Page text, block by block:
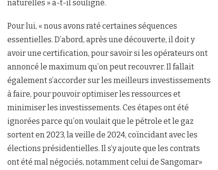
naturelles » a-t-il souligné.
Pour lui, « nous avons raté certaines séquences
essentielles. D’abord, après une découverte, il doit y
avoir une certification, pour savoir si les opérateurs ont
annoncé le maximum qu’on peut recouvrer. Il fallait
également s’accorder sur les meilleurs investissements
à faire, pour pouvoir optimiser les ressources et
minimiser les investissements. Ces étapes ont été
ignorées parce qu’on voulait que le pétrole et le gaz
sortent en 2023, la veille de 2024, coïncidant avec les
élections présidentielles. Il s’y ajoute que les contrats
ont été mal négociés, notamment celui de Sangomar»